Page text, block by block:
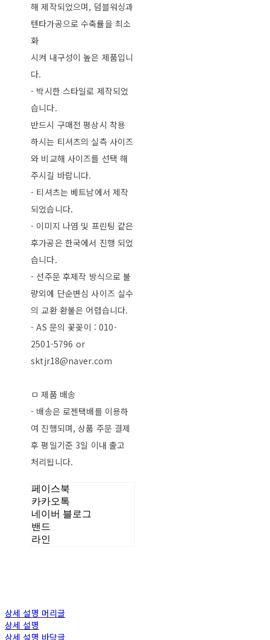
해 제작되었으며, 덤블워싱과
텐타가공으로 수축률을 최소
화
시켜 내구성이 높은 제품입니
다.
- 박시한 스타일로 제작되었
습니다.
반드시 구매전 평상시 착용
하시는 티셔츠의 실측 사이즈
와 비교해 사이즈를 선택 해
주시길 바랍니다.
- 티셔츠는 베트남에서 제작
되었습니다.
- 이미지 나염 및 프린팅 같은
후가공은 한국에서 진행 되었
습니다.
- 선주문 후제작 방식으로 불
량외에 단순변심 사이즈 실수
의 교환 환불은 어렵습니다.
- AS 문의 꽃꽂이 : 010-
2501-5796 or
sktjr18@naver.com
ㅁ 제품 배송
- 배송은 로젠택배를 이용하
여 진행되며, 상품 주문 결제
후 평일기준 3일 이내 출고
처리됩니다.
페이스북
카카오톡
네이버 블로그
밴드
라인
상세 설명 머리글
상세 설명
상세 설명 바닥글